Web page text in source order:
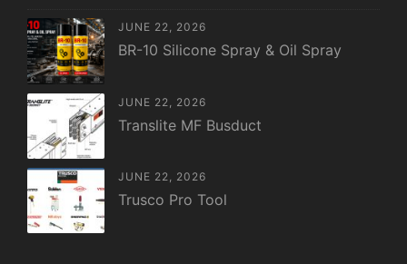
JUNE 22, 2026
BR-10 Silicone Spray & Oil Spray
JUNE 22, 2026
Translite MF Busduct
JUNE 22, 2026
Trusco Pro Tool